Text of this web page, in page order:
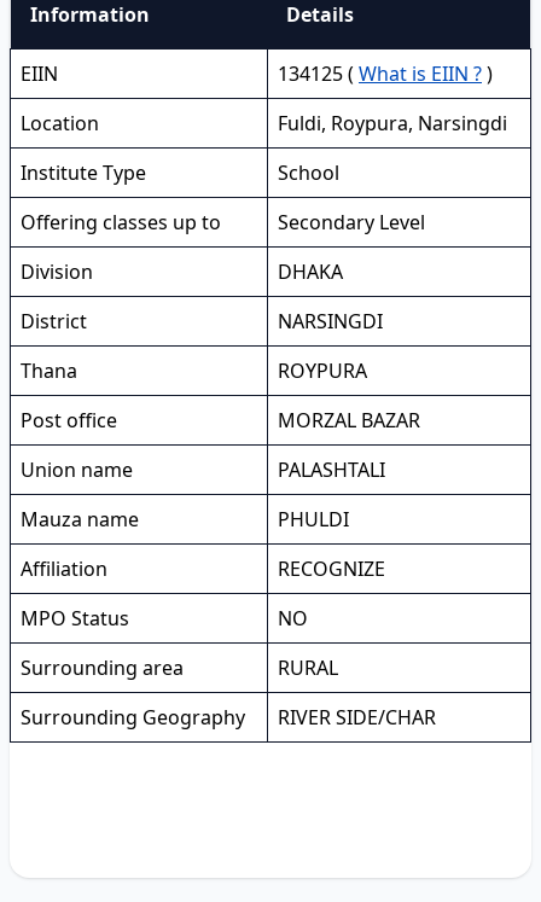
Information Details
EIIN 134125 ( What is EIIN ?)
Location
Fuldi, Roypura, Narsingdi
Institute Type
School
Offering classes up to
Secondary Level
Division
DHAKA
District
NARSINGDI
Thana
ROYPURA
Post office
MORZAL BAZAR
Union name
PALASHTALI
Mauza name
PHULDI
Affiliation
RECOGNIZE
MPO Status
NO
Surrounding area
RURAL
Surrounding Geography
RIVER SIDE/CHAR